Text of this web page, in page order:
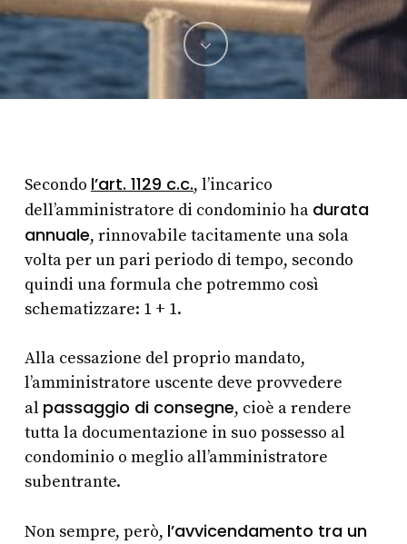
Secondo l’art. 1129 c.c., l’incarico
dell’amministratore di condominio ha durata
annuale, rinnovabile tacitamente una sola
volta per un pari periodo di tempo, secondo
quindi una formula che potremmo così
schematizzare: 1 + 1.
Alla cessazione del proprio mandato,
l’amministratore uscente deve provvedere
al passaggio di consegne, cioè a rendere
tutta la documentazione in suo possesso al
condominio o meglio all’amministratore
subentrante.
Non sempre, però, l’avvicendamento tra un